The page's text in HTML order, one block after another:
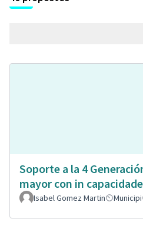
Soporte a la 4
mayor con in
Isabel Gomez Martin Municipi